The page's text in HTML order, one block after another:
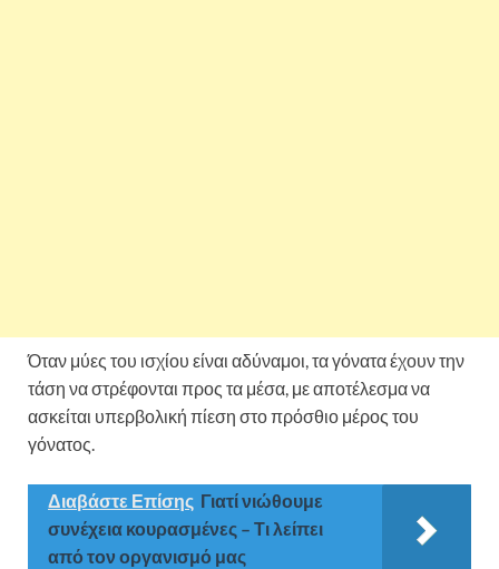
Όταν μύες του ισχίου είναι αδύναμοι, τα γόνατα έχουν την
τάση να στρέφονται προς τα μέσα, με αποτέλεσμα να
ασκείται υπερβολική πίεση στο πρόσθιο μέρος του
γόνατος.
Διαβάστε Επίσης Γιατί νιώθουμε
συνέχεια κουρασμένες – Τι λείπει
από τον οργανισμό μας